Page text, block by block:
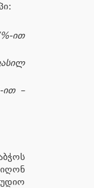
ით
ით –